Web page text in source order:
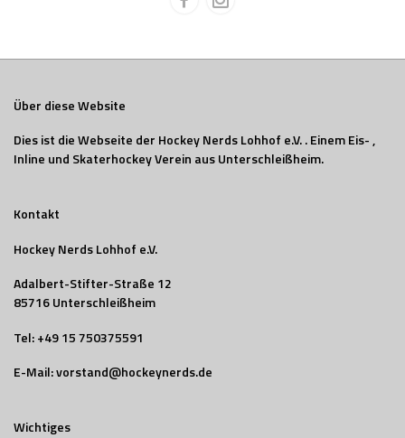
Über diese Website
Dies ist die Webseite der Hockey Nerds Lohhof e.V. . Einem Eis- ,
Inline und Skaterhockey Verein aus Unterschleißheim.
Kontakt
Hockey Nerds Lohhof e.V.
Adalbert-Stifter-Straße 12
85716 Unterschleißheim
Tel:+49 15 750375591
E-Mail:vorstand@hockeynerds.de
Wichtiges